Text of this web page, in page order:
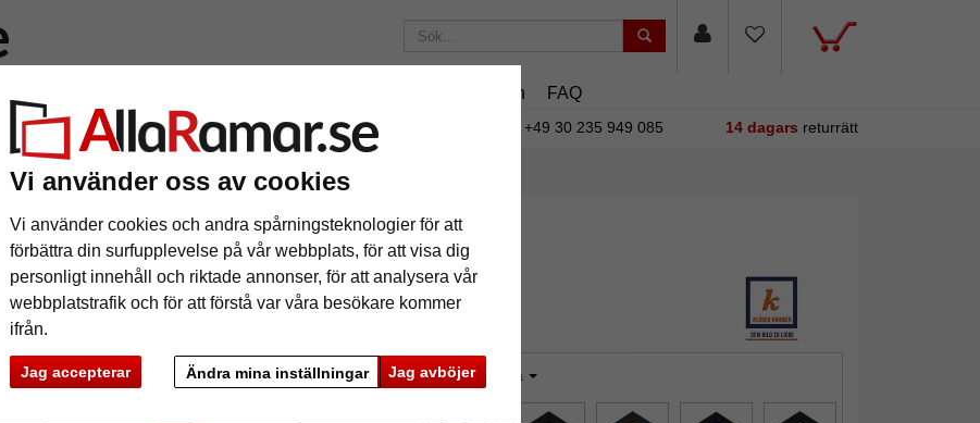
Vi använder oss av cookies
Vi använder cookies och andra spårningsteknologier för att
förbättra din surfupplevelse på vår webbplats, för att visa dig
personligt innehåll och riktade annonser, för att analysera vår
webbplatstrafik och för att förstå var våra besökare kommer
ifrån.
Jag accepterar Jag avböjer
Ändra mina inställningar
Magasin FAQ
195 kr i leveranskostnad.Oavsett hur mycket du beställer. +49 30 235 949 085 14 dagars returrätt
1,3 mm passepartout efter mått
mm passepartout efter mått
Preview
färg: ockra